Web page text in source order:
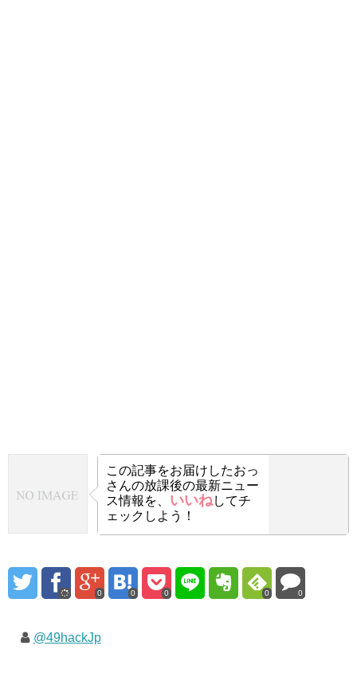
この記事をお届けしたおっ
さんの放課後の最新ニュー
ス情報を、 いいねしてチ
ェックしよう！
0 0 0 0 0
@49hackJp